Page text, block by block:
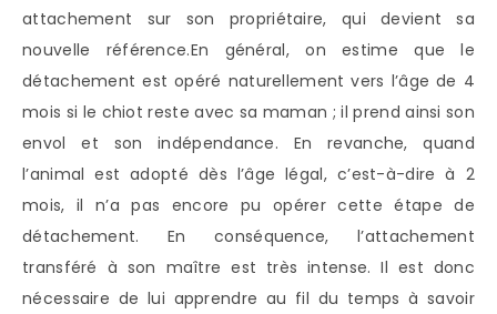
attachement sur son propriétaire, qui devient sa
nouvelle référence.En général, on estime que le
détachement est opéré naturellement vers l’âge de 4
mois si le chiot reste avec sa maman ; il prend ainsi son
envol et son indépendance. En revanche, quand
l’animal est adopté dès l’âge légal, c’est-à-dire à 2
mois, il n’a pas encore pu opérer cette étape de
détachement. En conséquence, l’attachement
transféré à son maître est très intense. Il est donc
nécessaire de lui apprendre au fil du temps à savoir